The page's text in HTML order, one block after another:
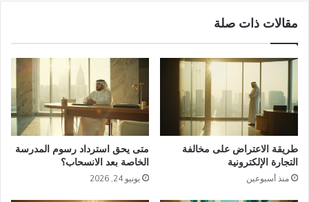
مقالات ذات صلة
طريقة الاعتراض على مخالفة
التجارة الإلكترونية
منذ أسبوعين
متى يحق استرداد رسوم المدرسة
الخاصة بعد الانسحاب؟
يونيو 24, 2026